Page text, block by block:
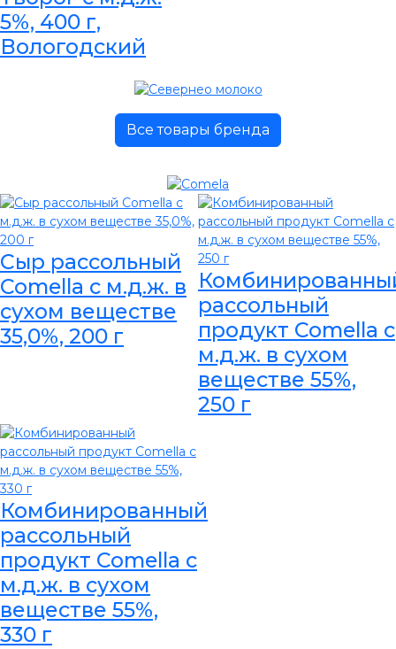
5%, 400 г,
Вологодский
Все товары бренда
Сыр рассольный
Comella с м.д.ж. в
сухом веществе
35,0%, 200 г
рассольный
продукт Comella с
м.д.ж. в сухом
веществе 55%,
250 г
Комбинированный
рассольный
продукт Comella с
м.д.ж. в сухом
веществе 55%,
330 г